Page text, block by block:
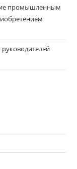
промышленным